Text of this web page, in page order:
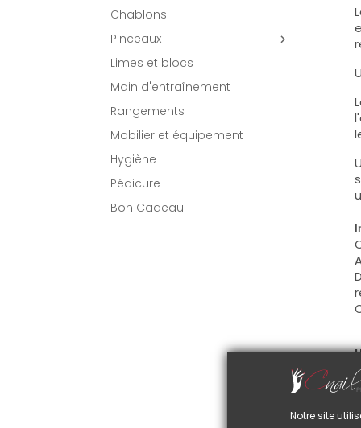
Chablons
Pinceaux

Limes et blocs
Main d'entraînement
Rangements
Mobilier et équipement
Hygiène
Pédicure
Bon Cadeau
Notre site